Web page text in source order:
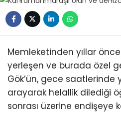
Memleketinden yıllar
yerleşen ve burada özel
Gök’ün, gece saatlerinde
arayarak helallik dilediği
sonrası üzerine endişeye